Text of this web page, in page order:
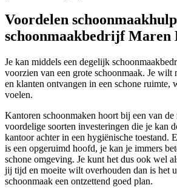
Voordelen schoonmaakhulp
schoonmaakbedrijf Maren
Je kan middels een degelijk
voorzien van een grote schoonmaak. Je wilt
en klanten ontvangen in een schone ruimte,
voelen.
Kantoren schoonmaken hoort bij een van de
voordelige soorten investeringen die je kan
kantoor achter in een hygiënische toestand.
is een opgeruimd hoofd, je kan je immers
schone omgeving. Je kunt het dus ook wel
jij tijd en moeite wilt overhouden dan is het
schoonmaak een ontzettend goed plan.